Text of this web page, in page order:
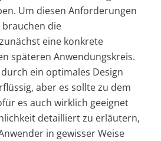
Um diesen Anforderungen
die
eine konkrete
späteren Anwendungskreis.
ein optimales Design
aber es sollte zu dem
es auch wirklich geeignet
detailliert zu erläutern,
in gewisser Weise